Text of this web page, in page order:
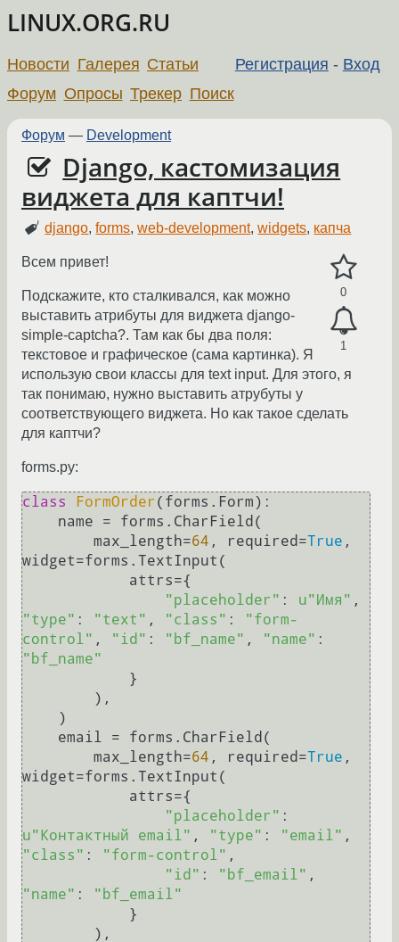
LINUX.ORG.RU
Регистрация - Вход
Новости Галерея Статьи
Форум Опросы Трекер Поиск
Форум — Development
Django, кастомизация
виджета для каптчи!
django,forms,web-development,widgets, капча
0
1
Всем привет!
Подскажите, кто сталкивался, как можно
выставить атрибуты для виджета django-
simple-captcha?. Там как бы два поля:
текстовое и графическое (сама картинка). Я
использую свои классы для text input. Для этого, я
так понимаю, нужно выставить атрубуты у
соответствующего виджета. Но как такое сделать
для каптчи?
forms.py:
class FormOrder(forms.Form):
        max_length=
64 , required=True ,
widget=forms.TextInput(
"placeholder" : u"Имя"
"type" : "text" , "class" :
"form-
control" , "id" : "bf_name" , "name"
"bf_name"
        max_length=
64 , required=True ,
widget=forms.TextInput(
"placeholder"
u"Контактный email" , "type" : "email"
"class" : "form-control" ,
"id" : "bf_email"
"name" :
"bf_email"